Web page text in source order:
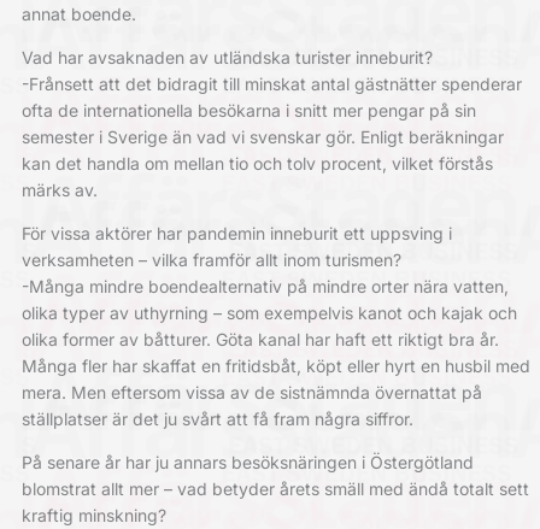
annat boende.
Vad har avsaknaden av utländska turister inneburit?
-Frånsett att det bidragit till minskat antal gästnätter spenderar
ofta de internationella besökarna i snitt mer pengar på sin
semester i Sverige än vad vi svenskar gör. Enligt beräkningar
kan det handla om mellan tio och tolv procent, vilket förstås
märks av.
För vissa aktörer har pandemin inneburit ett uppsving i
verksamheten – vilka framför allt inom turismen?
-Många mindre boendealternativ på mindre orter nära vatten,
olika typer av uthyrning – som exempelvis kanot och kajak och
olika former av båtturer. Göta kanal har haft ett riktigt bra år.
Många fler har skaffat en fritidsbåt, köpt eller hyrt en husbil med
mera. Men eftersom vissa av de sistnämnda övernattat på
ställplatser är det ju svårt att få fram några siffror.
På senare år har ju annars besöksnäringen i Östergötland
blomstrat allt mer – vad betyder årets smäll med ändå totalt sett
kraftig minskning?